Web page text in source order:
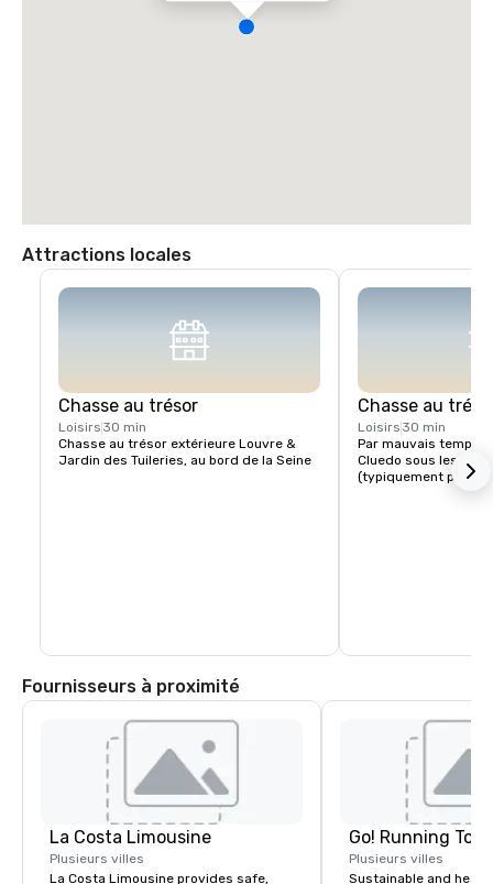
Attractions locales
Chasse au trésor
Loisirs 30 min
Chasse au trésor extérieure Louvre &
Jardin des Tuileries, au bord de la Seine
Chasse au
Loisirs 30 min
Par mauvais temps,
Cluedo sous les
(typiquement
Fournisseurs à proximité
La Costa Limousine
Plusieurs villes
La Costa Limousine provides safe,
Go! Running
Plusieurs villes
Sustainable and